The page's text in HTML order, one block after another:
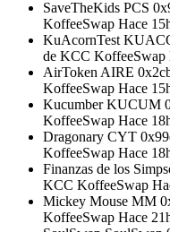
SaveTheKids PCS
KoffeeSwap Hace
KuAcornTest
de KCC KoffeeSwap
AirToken AIRE
KoffeeSwap Hace
Kucumber KUCUM
KoffeeSwap Hace
Dragonary CYT
KoffeeSwap Hace
Finanzas de los
KCC KoffeeSwap
Mickey Mouse MM
KoffeeSwap Hace